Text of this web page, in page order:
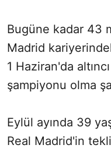
Bugüne kadar 43
Madrid
1 Haziran'da
şampiyonu olma
Eylül ayında 39
Real Madrid'in